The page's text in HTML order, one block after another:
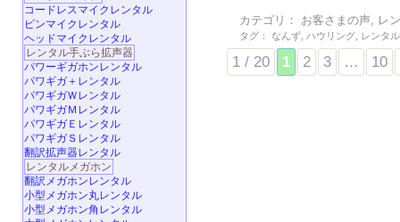
カテゴリ： お客さまの声 レ
タグ： なんず ハウリング レンタル
1 / 20 1 2 3 … 10
コードレスマイクレンタル
ピンマイクレンタル
ヘッドマイクレンタル
レンタル手ぶら拡声器
パワーギガホンレンタル
パワギガ＋レンタル
パワギガＷレンタル
パワギガＭレンタル
パワギガＥレンタル
パワギガＳレンタル
翻訳拡声器レンタル
レンタルメガホン
翻訳メガホンレンタル
小型メガホン丸レンタル
小型メガホン角レンタル